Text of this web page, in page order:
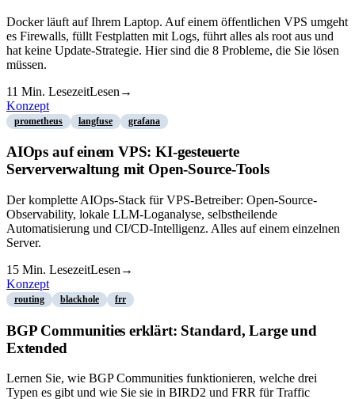
Docker läuft auf Ihrem Laptop. Auf einem öffentlichen VPS umgeht
es Firewalls, füllt Festplatten mit Logs, führt alles als root aus und
hat keine Update-Strategie. Hier sind die 8 Probleme, die Sie lösen
müssen.
11 Min. LesezeitLesen →
Konzept
prometheus langfuse grafana
AIOps auf einem VPS: KI-gesteuerte
Serververwaltung mit Open-Source-Tools
Der komplette AIOps-Stack für VPS-Betreiber: Open-Source-
Observability, lokale LLM-Loganalyse, selbstheilende
Automatisierung und CI/CD-Intelligenz. Alles auf einem einzelnen
Server.
15 Min. LesezeitLesen →
Konzept
routing blackhole frr
BGP Communities erklärt: Standard, Large und
Extended
Lernen Sie, wie BGP Communities funktionieren, welche drei
Typen es gibt und wie Sie sie in BIRD2 und FRR für Traffic